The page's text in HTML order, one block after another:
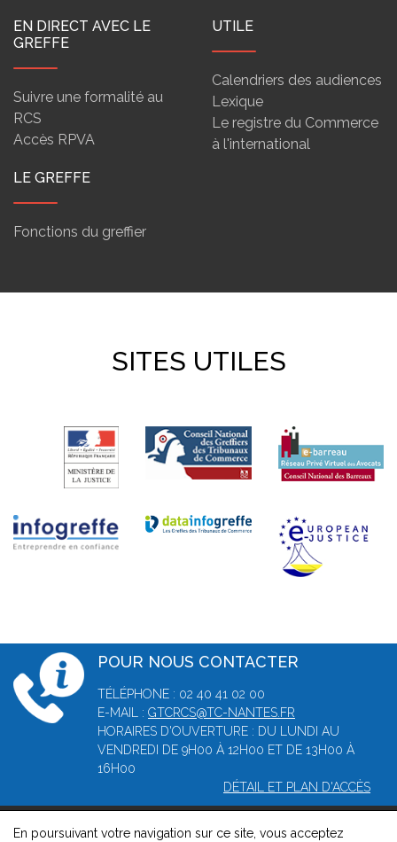
EN DIRECT AVEC LE
GREFFE
Suivre une formalité au
RCS
Accès RPVA
UTILE
Calendriers des audiences
Lexique
Le registre du Commerce
à l'international
LE GREFFE
Fonctions du greffier
SITES UTILES
POUR NOUS CONTACTER
TÉLÉPHONE : 02 40 41 02 00
E-MAIL : GTCRCS@TC-NANTES.FR
HORAIRES D'OUVERTURE : DU LUNDI AU
VENDREDI DE 9H00 À 12H00 ET DE 13H00 À
16H00
DÉTAIL ET PLAN D'ACCÈS
En poursuivant votre navigation sur ce site, vous acceptez